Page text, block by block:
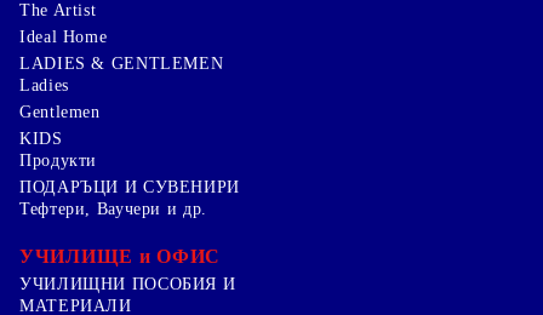
The Artist
Ideal Home
LADIES & GENTLEMEN
Ladies
Gentlemen
KIDS
Продукти
ПОДАРЪЦИ И СУВЕНИРИ
Тефтери, Ваучери и др.
УЧИЛИЩЕ и ОФИС
УЧИЛИЩНИ ПОСОБИЯ И
МАТЕРИАЛИ